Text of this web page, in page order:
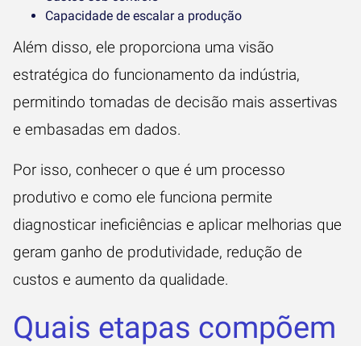
Capacidade de escalar a produção
Além disso, ele proporciona uma visão
estratégica do funcionamento da indústria,
permitindo tomadas de decisão mais assertivas
e embasadas em dados.
Por isso, conhecer o que é um processo
produtivo e como ele funciona permite
diagnosticar ineficiências e aplicar melhorias que
geram ganho de produtividade, redução de
custos e aumento da qualidade.
Quais etapas compõem